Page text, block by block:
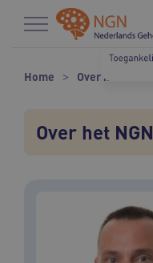
Naar hoofdinhoud
Naar footer
Home Over het NGN
Over het NGN